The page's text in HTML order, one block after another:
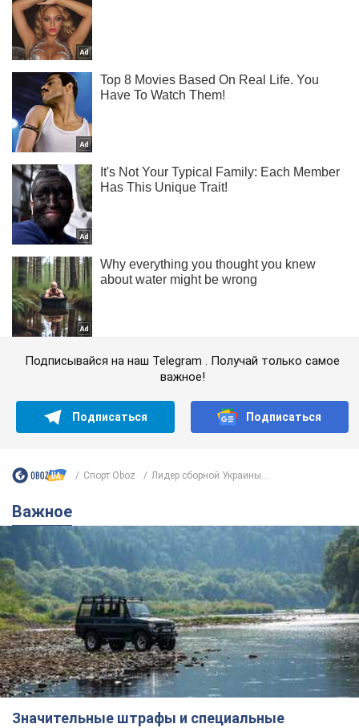
Подписывайся на наш Telegram . Получай только самое
важное!
Подписаться Подписаться
Спорт Oboz Лидер сборной Украины...
Важное
Значительные штрафы и специальные